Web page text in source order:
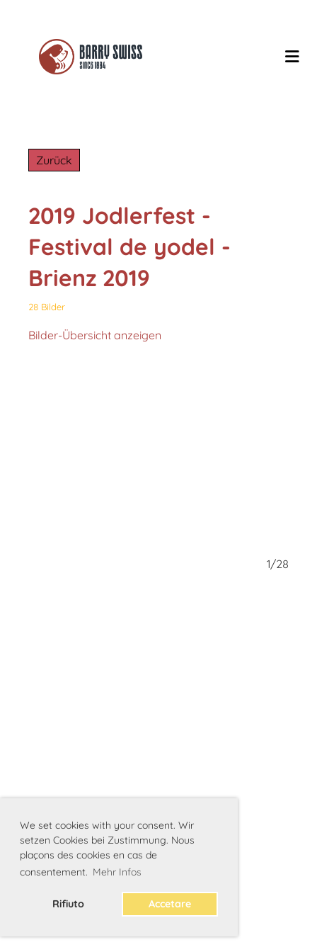
We set cookies with your consent. Wir
setzen Cookies bei Zustimmung. Nous
plaçons des cookies en cas de
consentement. Mehr Infos
Rifiuto Accetare
Zurück
2019 Jodlerfest -
Festival de yodel -
Brienz 2019
28 Bilder
Bilder-Übersicht anzeigen
1/28